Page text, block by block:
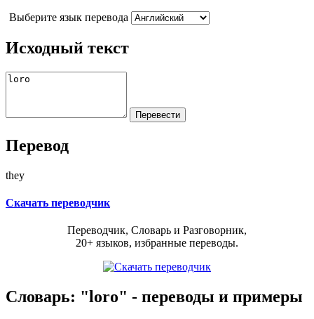
Выберите язык перевода
Исходный текст
Перевод
they
Скачать переводчик
Переводчик, Словарь и Разговорник,
20+ языков, избранные переводы.
Словарь: "loro" - переводы и примеры